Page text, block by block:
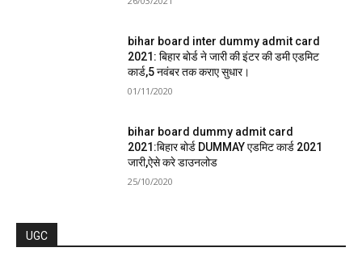
bihar board inter dummy admit card
2021: बिहार बोर्ड ने जारी की इंटर की डमी एडमिट
कार्ड,5 नवंबर तक कराए सुधार।
01/11/2020
bihar board dummy admit card
2021:बिहार बोर्ड DUMMAY एडमिट कार्ड 2021
जारी,ऐसे करे डाउनलोड
25/10/2020
UGC